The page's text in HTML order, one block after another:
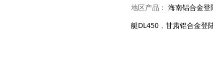
地区产品： 海南铝合金登
艇DL450 ， 甘肃铝合金登